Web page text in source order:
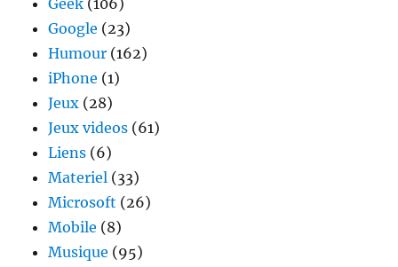
Geek (106)
Google (23)
Humour (162)
iPhone (1)
Jeux (28)
Jeux videos (61)
Liens (6)
Materiel (33)
Microsoft (26)
Mobile (8)
Musique (95)